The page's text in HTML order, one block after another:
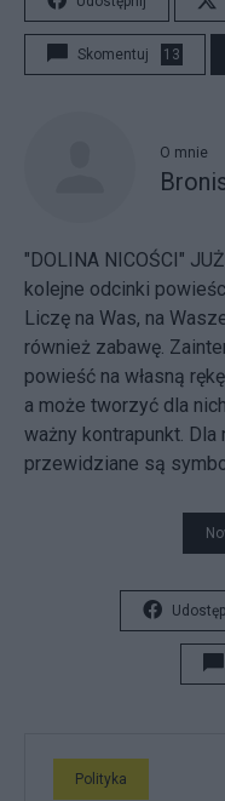
Skomentuj 13
O mnie
"DOLINA NICOŚCI"
kolejne odcinki
Liczę na Was, na
również zabawę.
powieść na własną
a może tworzyć dla
ważny kontrapunkt.
przewidziane są
Polityka